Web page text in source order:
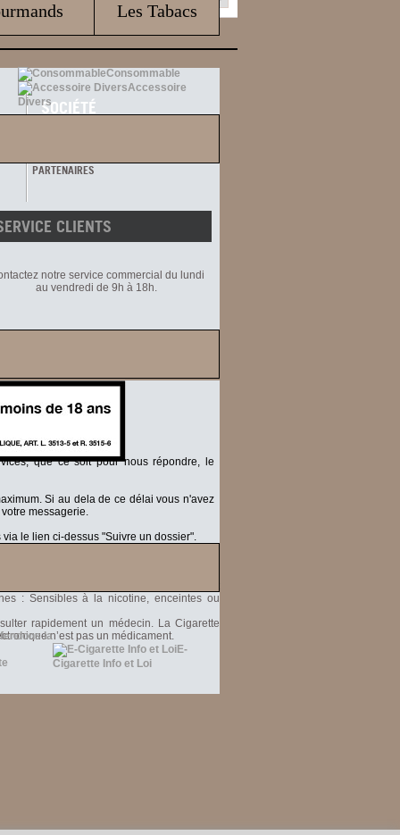
Les Tabacs
Consommable
Accessoire
Divers
que ce soit pour nous répondre, le
Si au dela de ce délai vous n'avez
messagerie.
le lien ci-dessus "Suivre un dossier".
la
E-
Cigarette Info et Loi
SOCIÉTÉ
PARTENAIRES
CLIENTS
notre service commercial du lundi
au vendredi de 9h à 18h.
: Sensibles à la nicotine, enceintes ou
rapidement un médecin. La Cigarette
n’est pas un médicament.